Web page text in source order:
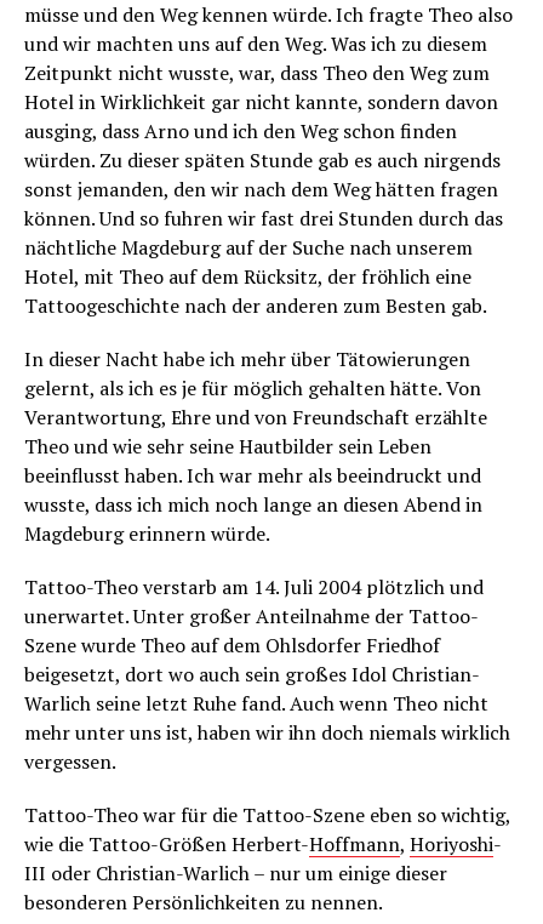
müsse und den Weg kennen würde. Ich fragte Theo also
und wir machten uns auf den Weg. Was ich zu diesem
Zeitpunkt nicht wusste, war, dass Theo den Weg zum
Hotel in Wirklichkeit gar nicht kannte, sondern davon
ausging, dass Arno und ich den Weg schon finden
würden. Zu dieser späten Stunde gab es auch nirgends
sonst jemanden, den wir nach dem Weg hätten fragen
können. Und so fuhren wir fast drei Stunden durch das
nächtliche Magdeburg auf der Suche nach unserem
Hotel, mit Theo auf dem Rücksitz, der fröhlich eine
Tattoogeschichte nach der anderen zum Besten gab.
In dieser Nacht habe ich mehr über Tätowierungen
gelernt, als ich es je für möglich gehalten hätte. Von
Verantwortung, Ehre und von Freundschaft erzählte
Theo und wie sehr seine Hautbilder sein Leben
beeinflusst haben. Ich war mehr als beeindruckt und
wusste, dass ich mich noch lange an diesen Abend in
Magdeburg erinnern würde.
Tattoo-Theo verstarb am 14. Juli 2004 plötzlich und
unerwartet. Unter großer Anteilnahme der Tattoo-
Szene wurde Theo auf dem Ohlsdorfer Friedhof
beigesetzt, dort wo auch sein großes Idol Christian-
Warlich seine letzt Ruhe fand. Auch wenn Theo nicht
mehr unter uns ist, haben wir ihn doch niemals wirklich
vergessen.
Tattoo-Theo war für die Tattoo-Szene eben so wichtig,
wie die Tattoo-Größen Herbert-Hoffmann, Horiyoshi-
III oder Christian-Warlich – nur um einige dieser
besonderen Persönlichkeiten zu nennen.